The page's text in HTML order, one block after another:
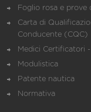
Foglio rosa e prove
Carta di
Conducente (CQC)
Medici Certificatori
Modulistica
Patente nautica
Normativa